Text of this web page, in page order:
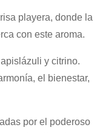
playera, donde la
con este aroma.
y citrino.
el bienestar,
por el poderoso